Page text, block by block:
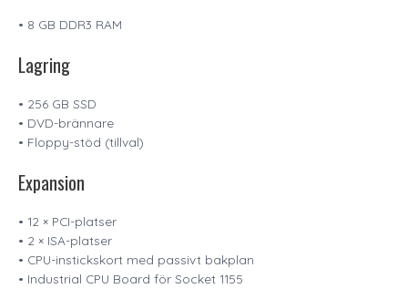
• 8 GB DDR3 RAM
Lagring
• 256 GB SSD
• DVD-brännare
• Floppy-stöd (tillval)
Expansion
• 12 × PCI-platser
• 2 × ISA-platser
• CPU-instickskort med passivt bakplan
• Industrial CPU Board för Socket 1155